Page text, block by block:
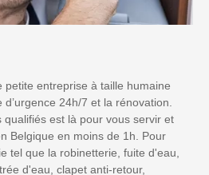
petite entreprise à taille humaine
24h/7 et la rénovation.
est là pour vous servir et
Belgique en moins de 1h. Pour
tel que la robinetterie, fuite d'eau,
d'eau, clapet anti-retour,